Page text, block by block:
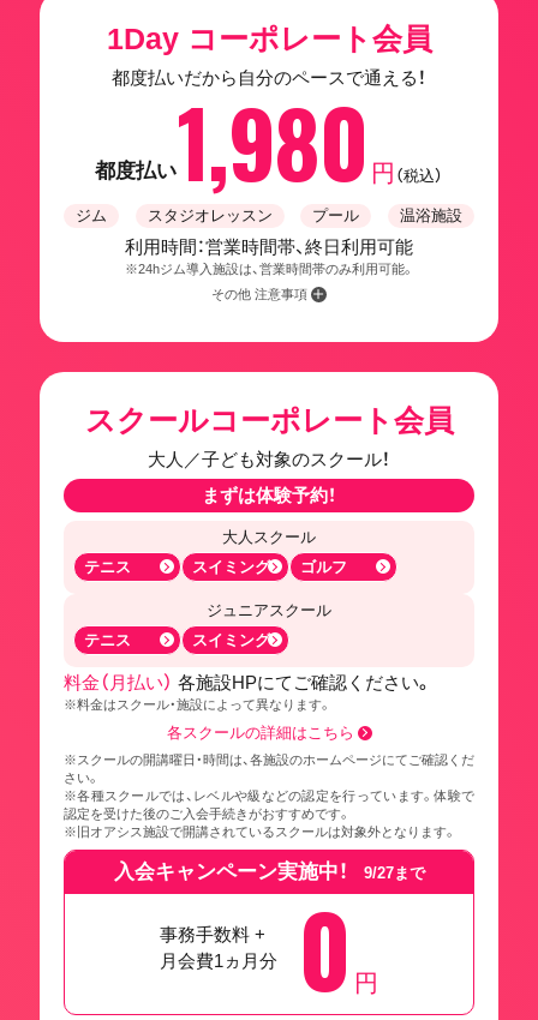
1Day コーポレート会員
都度払いだから自分のペースで通える！
都度払い1,980 円 （税込）
ジム スタジオレッスン プール 温浴施設
利用時間：営業時間帯、終日利用可能
※24hジム導入施設は、営業時間帯のみ利用可能。
その他 注意事項
スクールコーポレート会員
大人／子ども対象のスクール！
まずは体験予約！
大人スクール
テニス
スイミング ゴルフ
ジュニアスクール
テニス
スイミング
料金（月払い） 各施設HPにてご確認ください。
※料金はスクール・施設によって異なります。
各スクールの詳細はこちら
※スクールの開講曜日・時間は、各施設のホームページにてご確認くだ
さい。
※各種スクールでは、レベルや級などの認定を行っています。体験で
認定を受けた後のご入会手続きがおすすめです。
※旧オアシス施設で開講されているスクールは対象外となります。
入会キャンペーン実施中！ 9/27まで
事務手数料 +
月会費1ヵ月分
0 円